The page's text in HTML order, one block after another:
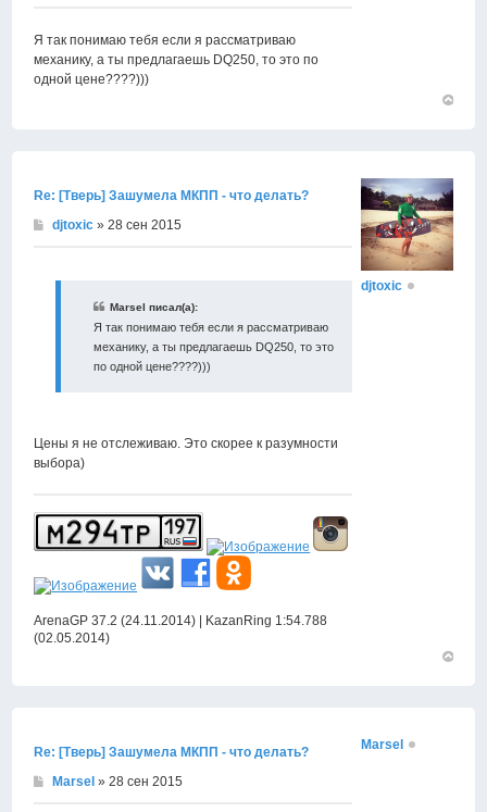
Я так понимаю тебя если я рассматриваю
механику, а ты предлагаешь DQ250, то это по
одной цене????)))
Re: [Тверь] Зашумела МКПП - что делать?
djtoxic » 28 сен 2015
Marsel писал(а):
Я так понимаю тебя если я рассматриваю
механику, а ты предлагаешь DQ250, то это
по одной цене????)))
Цены я не отслеживаю. Это скорее к разумности
выбора)
ArenaGP 37.2 (24.11.2014) | KazanRing 1:54.788
(02.05.2014)
djtoxic
Re: [Тверь] Зашумела МКПП - что делать?
Marsel » 28 сен 2015
Marsel